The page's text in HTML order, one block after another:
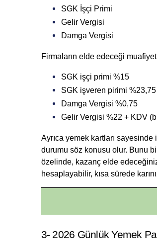
SGK İşçi Primi
Gelir Vergisi
Damga Vergisi
Firmaların elde edeceği
SGK işçi primi %15
SGK işveren pirimi %23,75
Damga Vergisi %0,75
Gelir Vergisi %22 + KDV
Ayrıca yemek kartları sayesinde
durumu söz konusu olur. Bunu
özelinde, kazanç elde edeceğiniz
hesaplayabilir, kısa sürede
3- 2026 Günlük Yemek